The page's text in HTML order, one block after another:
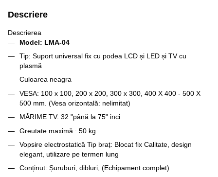
Descriere
Descrierea
Model: LMA-04
Tip: Suport universal fix cu podea LCD și LED și TV cu
plasmă
Culoarea neagra
VESA: 100 x 100, 200 x 200, 300 x 300, 400 X 400 - 500 X
500 mm. (Vesa orizontală: nelimitat)
MĂRIME TV: 32 "până la 75" inci
Greutate maximă : 50 kg.
Vopsire electrostatică Tip braț: Blocat fix Calitate, design
elegant, utilizare pe termen lung
Conținut: Șuruburi, dibluri, (Echipament complet)